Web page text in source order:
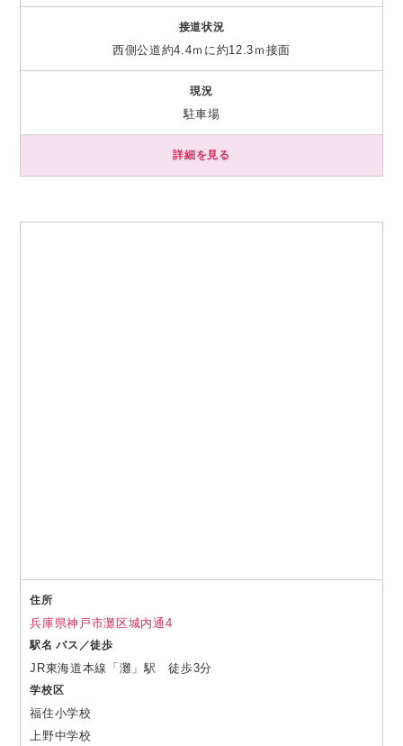
接道状況
西側公道約4.4ｍに約12.3ｍ接面
現況
駐車場
詳細を見る
住所
兵庫県神戸市灘区城内通4
駅名 バス／徒歩
JR東海道本線「灘」駅 徒歩3分
学校区
福住小学校
上野中学校